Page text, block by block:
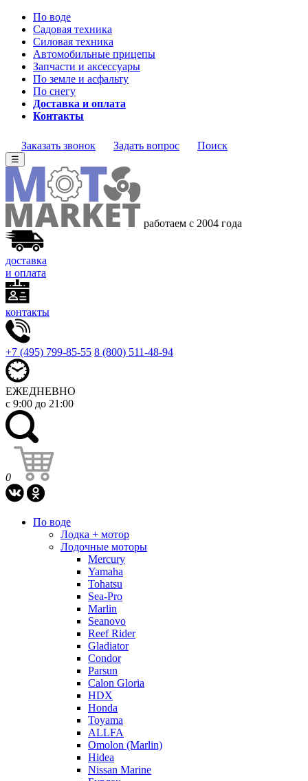
По воде
Садовая техника
Силовая техника
Автомобильные прицепы
Запчасти и аксессуары
По земле и асфальту
По снегу
Доставка и оплата
Контакты
Заказать звонок Задать вопрос Поиск
☰
работаем с 2004 года
доставка
и оплата
контакты
+7 (495) 799-85-55 8 (800) 511-48-94
ЕЖЕДНЕВНО
с 9:00 до 21:00
0
По воде
Лодка + мотор
Лодочные моторы
Mercury
Yamaha
Tohatsu
Sea-Pro
Marlin
Seanovo
Reef Rider
Gladiator
Condor
Parsun
Calon Gloria
HDX
Honda
Toyama
ALLFA
Omolon (Marlin)
Hidea
Nissan Marine